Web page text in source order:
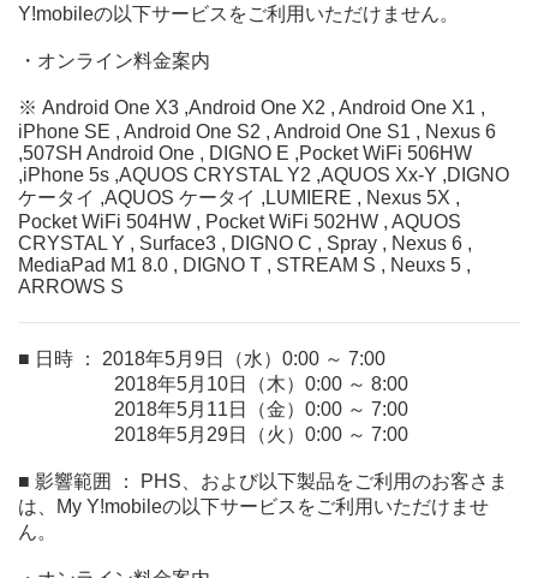
Y!mobileの以下サービスをご利用いただけません。
・オンライン料金案内
※ Android One X3 ,Android One X2 , Android One X1 ,
iPhone SE , Android One S2 , Android One S1 , Nexus 6
,507SH Android One , DIGNO E ,Pocket WiFi 506HW
,iPhone 5s ,AQUOS CRYSTAL Y2 ,AQUOS Xx-Y ,DIGNO
ケータイ ,AQUOS ケータイ ,LUMIERE , Nexus 5X ,
Pocket WiFi 504HW , Pocket WiFi 502HW , AQUOS
CRYSTAL Y , Surface3 , DIGNO C , Spray , Nexus 6 ,
MediaPad M1 8.0 , DIGNO T , STREAM S , Neuxs 5 ,
ARROWS S
■ 日時 ： 2018年5月9日（水）0:00 ～ 7:00
2018年5月10日（木）0:00 ～ 8:00
2018年5月11日（金）0:00 ～ 7:00
2018年5月29日（火）0:00 ～ 7:00
■ 影響範囲 ： PHS、および以下製品をご利用のお客さま
は、My Y!mobileの以下サービスをご利用いただけませ
ん。